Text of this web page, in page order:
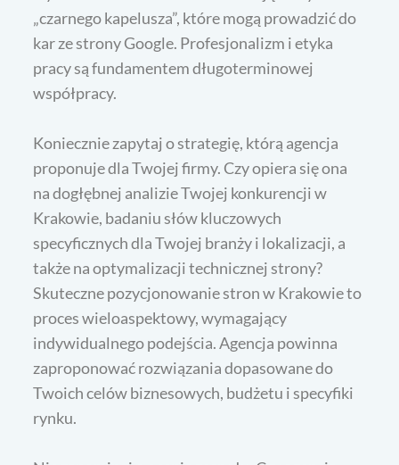
„czarnego kapelusza”, które mogą prowadzić do
kar ze strony Google. Profesjonalizm i etyka
pracy są fundamentem długoterminowej
współpracy.
Koniecznie zapytaj o strategię, którą agencja
proponuje dla Twojej firmy. Czy opiera się ona
na dogłębnej analizie Twojej konkurencji w
Krakowie, badaniu słów kluczowych
specyficznych dla Twojej branży i lokalizacji, a
także na optymalizacji technicznej strony?
Skuteczne pozycjonowanie stron w Krakowie to
proces wieloaspektowy, wymagający
indywidualnego podejścia. Agencja powinna
zaproponować rozwiązania dopasowane do
Twoich celów biznesowych, budżetu i specyfiki
rynku.